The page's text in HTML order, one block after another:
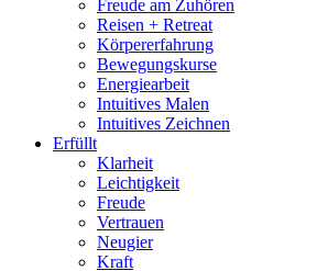
Freude am Zuhören
Reisen + Retreat
Körpererfahrung
Bewegungskurse
Energiearbeit
Intuitives Malen
Intuitives Zeichnen
Erfüllt
Klarheit
Leichtigkeit
Freude
Vertrauen
Neugier
Kraft